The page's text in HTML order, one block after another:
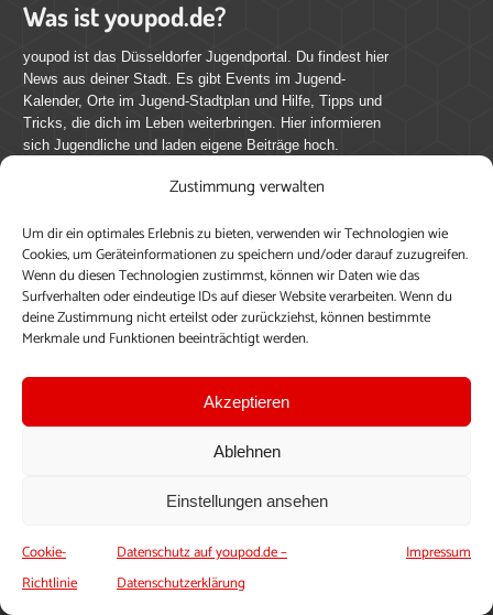
Zustimmung verwalten
Um dir ein optimales Erlebnis zu bieten, verwenden wir Technologien wie
Cookies, um Geräteinformationen zu speichern und/oder darauf zuzugreifen.
Wenn du diesen Technologien zustimmst, können wir Daten wie das
Surfverhalten oder eindeutige IDs auf dieser Website verarbeiten. Wenn du
deine Zustimmung nicht erteilst oder zurückziehst, können bestimmte
Merkmale und Funktionen beeinträchtigt werden.
Akzeptieren
Ablehnen
Einstellungen ansehen
Cookie-
Richtlinie
Datenschutz auf youpod.de –
Datenschutzerklärung
Impressum
Was ist youpod.de?
youpod ist das Düsseldorfer Jugendportal. Du findest hier
News aus deiner Stadt. Es gibt Events im Jugend-
Kalender, Orte im Jugend-Stadtplan und Hilfe, Tipps und
Tricks, die dich im Leben weiterbringen. Hier informieren
sich Jugendliche und laden eigene Beiträge hoch.
youpod.de lebt von Menschen wie dir. Sammel
journalistische Erfahrung, teile deine Perspektive und
veröffentliche deine Beiträge auf youpod.de.Du musst
dich anmelden, um alle Funktionen nutzen zu können, ein
Profil anzulegen, eigene Beiträge hochzuladen und zu
Einloggen